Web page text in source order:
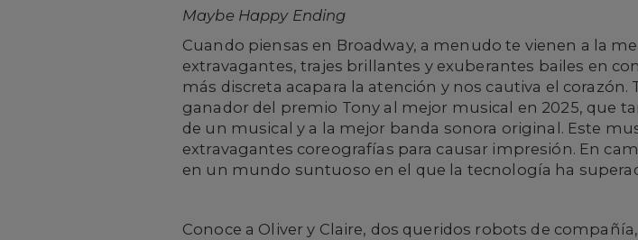
Maybe Happy Ending
Cuando piensas en Broadway, a menudo te vienen a la
extravagantes, trajes brillantes y exuberantes bailes en
más discreta acapara la atención y nos cautiva el
ganador del premio Tony al mejor musical en 2025, que
de un musical y a la mejor banda sonora original. Este
extravagantes coreografías para causar impresión. En
en un mundo suntuoso en el que la tecnología ha
Conoce a Oliver y Claire, dos queridos robots de